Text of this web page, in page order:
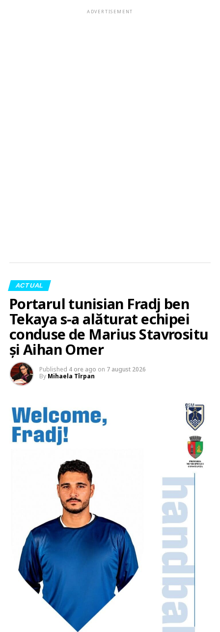
ADVERTISEMENT
ACTUAL
Portarul tunisian Fradj ben
Tekaya s-a alăturat echipei
conduse de Marius Stavrositu
și Aihan Omer
Published 4 ore ago on 7 august 2026
By Mihaela Tîrpan